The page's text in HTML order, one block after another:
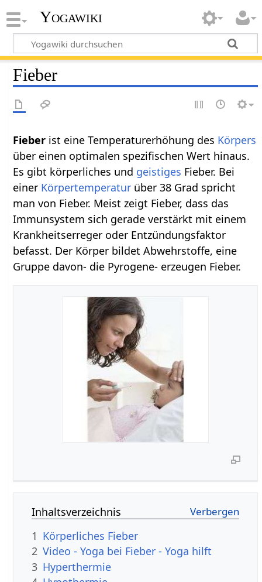
Yogawiki
Fieber
Fieber ist eine Temperaturerhöhung des Körpers
über einen optimalen spezifischen Wert hinaus.
Es gibt körperliches und geistiges Fieber. Bei
einer Körpertemperatur über 38 Grad spricht
man von Fieber. Meist zeigt Fieber, dass das
Immunsystem sich gerade verstärkt mit einem
Krankheitserreger oder Entzündungsfaktor
befasst. Der Körper bildet Abwehrstoffe, eine
Gruppe davon- die Pyrogene- erzeugen Fieber.
Inhaltsverzeichnis
1 Körperliches Fieber
2 Video - Yoga bei Fieber - Yoga hilft
3 Hyperthermie